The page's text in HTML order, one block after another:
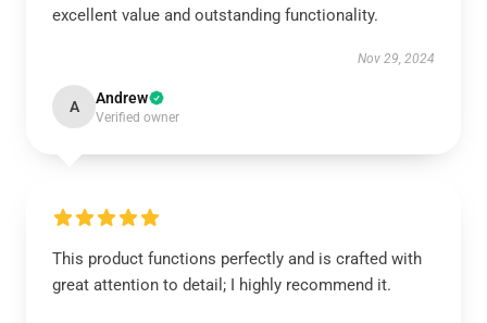
excellent value and outstanding functionality.
Nov 29, 2024
A Andrew
Verified owner
This product functions perfectly and is crafted with
great attention to detail; I highly recommend it.